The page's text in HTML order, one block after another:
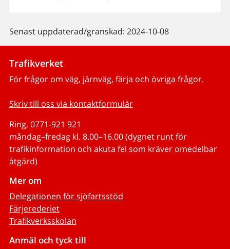
Senast uppdaterad/granskad: 2024-10-08
Trafikverket
För frågor om väg, järnväg, färja och övriga frågor.
Skriv till oss via kontaktformulär
Ring, 0771-921 921
måndag–fredag kl. 8.00–16.00 (dygnet runt för
trafikinformation och akuta fel som kräver omedelbar
åtgärd)
Mer om
Delegationen för sjöfartsstöd
Färjerederiet
Trafikverksskolan
Anmäl och tyck till